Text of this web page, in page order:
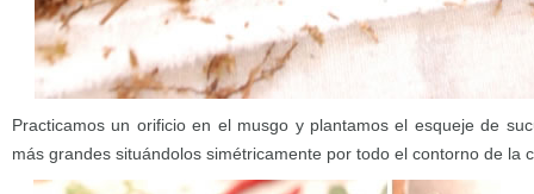
Practicamos un orificio en el musgo y plantamos el esqueje de
más grandes situándolos simétricamente por todo el contorno de la